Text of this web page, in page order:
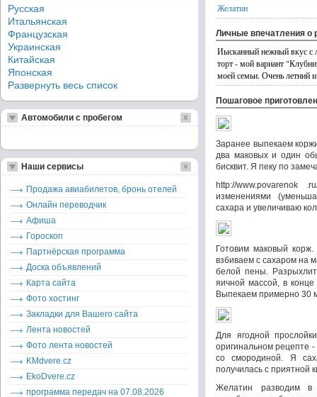
Желатин
Личные впечатления о
Иысканный нежный вкус с
торт - мой вариант
моей семьи. Очень летний
Пошаговое
Заранее выпекаем
два маковых и один
бисквит. Я пеку по
http://www.povarenok
изменениями
сахара и увеличиваю
Готовим маковый
взбиваем с сахаром на
белой пены.
яичной массой, в
Выпекаем примерно 30
Для ягодной
оригинальном рецепте -
со смородиной. Я
получилась с приятной
Желатин разводим в
Русская
Итальянская
Французская
Украинская
Китайская
Японская
Развернуть весь список
Автомобили с пробегом
Наши сервисы
Продажа авиабилетов, бронь отелей
Онлайн переводчик
Афиша
Гороскоп
Партнёрская программа
Доска объявлений
Карта сайта
Фото хостинг
Закладки для Вашего сайта
Лента новостей
Фото лента новостей
KMdvere.cz
EkoDvere.cz
программа передач на 07.08.2026